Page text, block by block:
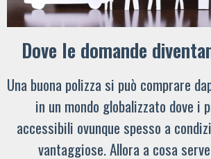
Dove le domande
Una buona polizza si può comprare
in un mondo globalizzato dove i
accessibili ovunque spesso a
vantaggiose. Allora a cosa